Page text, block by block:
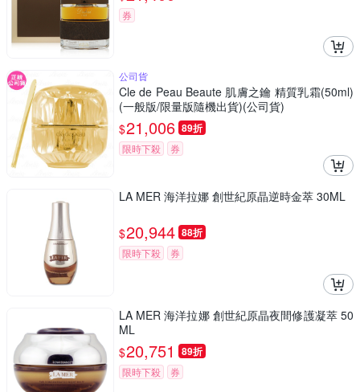
券
公司貨
Cle de Peau Beaute 肌膚之鑰 精質乳霜(50ml)
(一般版/限量版隨機出貨)(公司貨)
$21,006 89折
限時下殺 券
LA MER 海洋拉娜 創世紀原晶逆時金萃 30ML
$20,944 88折
限時下殺 券
LA MER 海洋拉娜 創世紀原晶夜間修護凝萃 50
ML
$20,751 89折
限時下殺 券